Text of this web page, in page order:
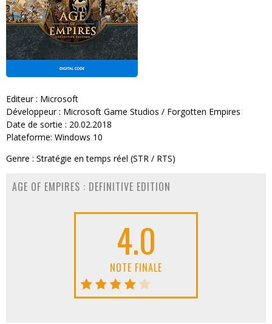
Editeur : Microsoft
Développeur : Microsoft Game Studios / Forgotten Empires
Date de sortie : 20.02.2018
Plateforme: Windows 10
Genre : Stratégie en temps réel (STR / RTS)
AGE OF EMPIRES : DEFINITIVE EDITION
4.0
NOTE FINALE